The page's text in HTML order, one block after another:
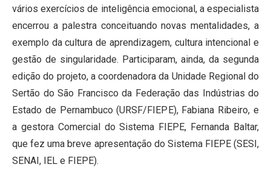
vários exercícios de inteligência emocional, a especialista
encerrou a palestra conceituando novas mentalidades, a
exemplo da cultura de aprendizagem, cultura intencional e
gestão de singularidade. Participaram, ainda, da segunda
edição do projeto, a coordenadora da Unidade Regional do
Sertão do São Francisco da Federação das Indústrias do
Estado de Pernambuco (URSF/FIEPE), Fabiana Ribeiro, e
a gestora Comercial do Sistema FIEPE, Fernanda Baltar,
que fez uma breve apresentação do Sistema FIEPE (SESI,
SENAI, IEL e FIEPE).